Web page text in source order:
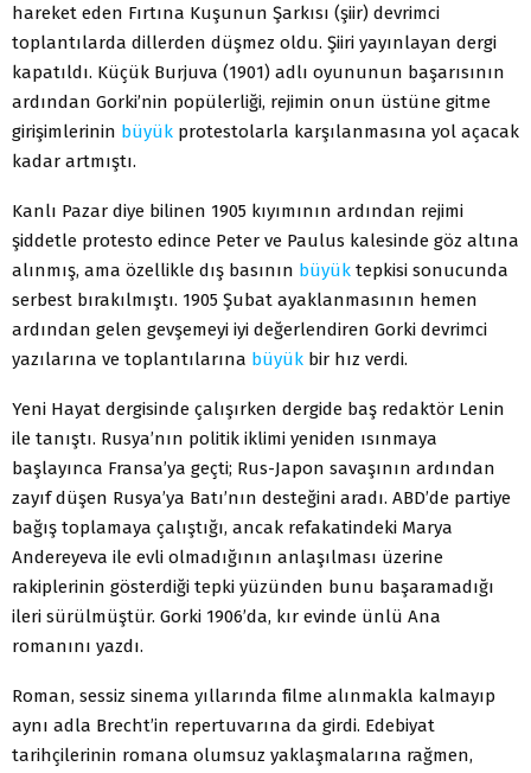
hareket eden Fırtına Kuşunun Şarkısı (şiir) devrimci
toplantılarda dillerden düşmez oldu. Şiiri yayınlayan dergi
kapatıldı. Küçük Burjuva (1901) adlı oyununun başarısının
ardından Gorki’nin popülerliği, rejimin onun üstüne gitme
girişimlerinin büyük protestolarla karşılanmasına yol açacak
kadar artmıştı.
Kanlı Pazar diye bilinen 1905 kıyımının ardından rejimi
şiddetle protesto edince Peter ve Paulus kalesinde göz altına
alınmış, ama özellikle dış basının büyük tepkisi sonucunda
serbest bırakılmıştı. 1905 Şubat ayaklanmasının hemen
ardından gelen gevşemeyi iyi değerlendiren Gorki devrimci
yazılarına ve toplantılarına büyük bir hız verdi.
Yeni Hayat dergisinde çalışırken dergide baş redaktör Lenin
ile tanıştı. Rusya’nın politik iklimi yeniden ısınmaya
başlayınca Fransa’ya geçti; Rus-Japon savaşının ardından
zayıf düşen Rusya’ya Batı’nın desteğini aradı. ABD’de partiye
bağış toplamaya çalıştığı, ancak refakatindeki Marya
Andereyeva ile evli olmadığının anlaşılması üzerine
rakiplerinin gösterdiği tepki yüzünden bunu başaramadığı
ileri sürülmüştür. Gorki 1906’da, kır evinde ünlü Ana
romanını yazdı.
Roman, sessiz sinema yıllarında filme alınmakla kalmayıp
aynı adla Brecht’in repertuvarına da girdi. Edebiyat
tarihçilerinin romana olumsuz yaklaşmalarına rağmen,